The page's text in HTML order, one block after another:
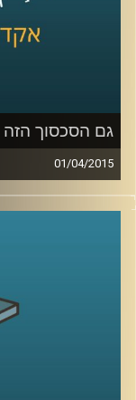
מדוע הפכה
שנהיה קצת
גם הסכסוך הזה
01/04/2015
דיקן ביה"ס
המסוכסכת
הצדדים
מהרגשות
ההגדרות
כיוון ומה